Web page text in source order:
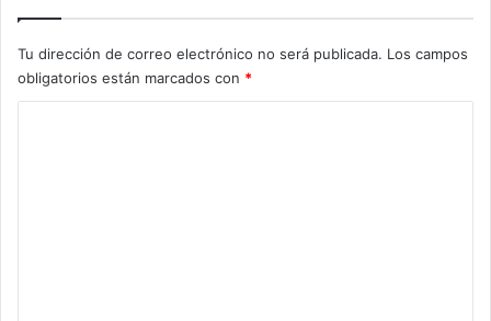
Tu dirección de correo electrónico no será publicada. Los campos
obligatorios están marcados con *